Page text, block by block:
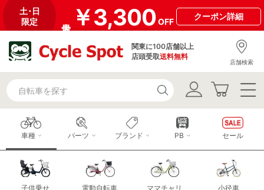
土･日
限定
￥3,300OFF
クーポン詳細
関東に100店舗以上
店頭受取送料無料
店舗検索
車種
子供乗せ 電動自転車 ママチャリ 小径車
パーツ ブランド PB セール